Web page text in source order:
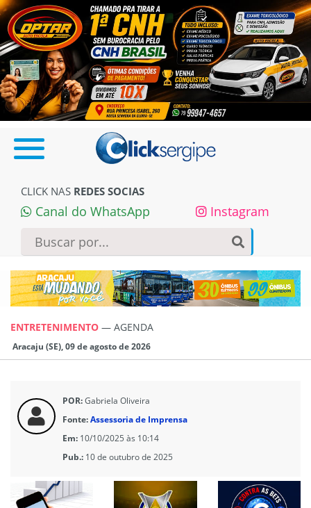
CLICK NAS REDES SOCIAS
Canal do WhatsApp Instagram
ENTRETENIMENTO — AGENDA
Aracaju (SE), 09 de agosto de 2026
POR:Gabriela Oliveira
Fonte:Assessoria de Imprensa
Em: 10/10/2025 às 10:14
Pub.: 10 de outubro de 2025